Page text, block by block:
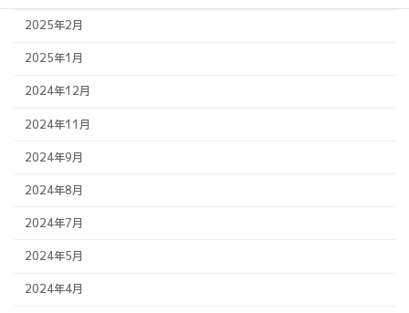
2025年2月
2025年1月
2024年12月
2024年11月
2024年9月
2024年8月
2024年7月
2024年5月
2024年4月